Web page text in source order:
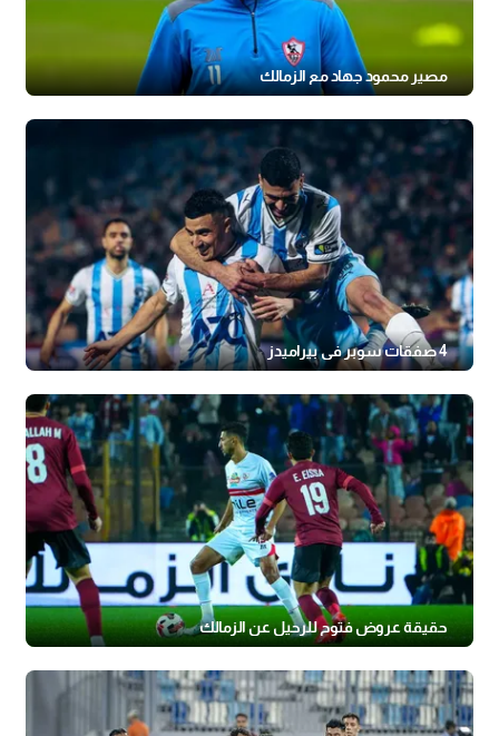
مصير محمود جهاد مع الزمالك
4 صفقات سوبر في بيراميدز
حقيقة عروض فتوح للرحيل عن الزمالك